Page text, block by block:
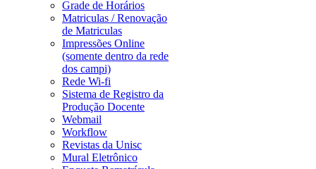
Grade de Horários
Matriculas / Renovação
de Matriculas
Impressões Online
(somente dentro da rede
dos campi)
Rede Wi-fi
Sistema de Registro da
Produção Docente
Webmail
Workflow
Revistas da Unisc
Mural Eletrônico